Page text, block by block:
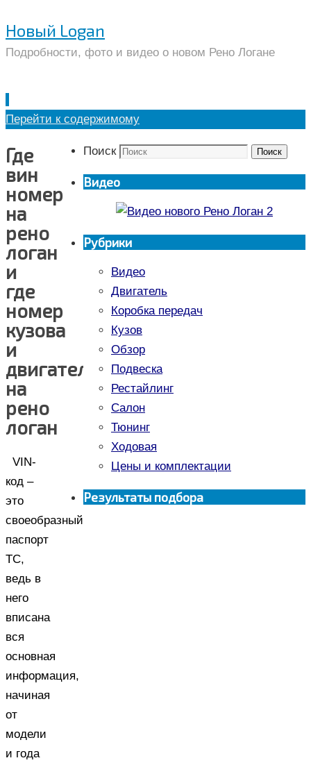
Новый Logan
Подробности, фото и видео о новом Рено Логане
Перейти к содержимому
Где
вин
номер
на
рено
логан
и
где
номер
кузова
и
двигателя
на
рено
логан
VIN-
код –
это
своеобразный
паспорт
ТС,
ведь в
него
вписана
вся
основная
информация,
начиная
от
модели
и года
Поиск Поиск
Видео
Рубрики
Видео
Двигатель
Коробка передач
Кузов
Обзор
Подвеска
Рестайлинг
Салон
Тюнинг
Ходовая
Цены и комплектации
Результаты подбора